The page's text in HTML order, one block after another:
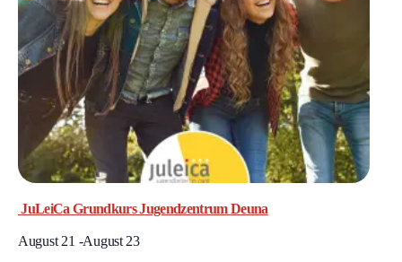
JuLeiCa Grundkurs Jugendzentrum Deuna
August 21 -August 23